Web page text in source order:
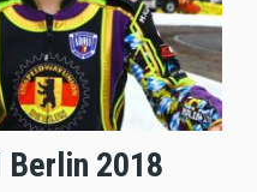
Berlin 2018